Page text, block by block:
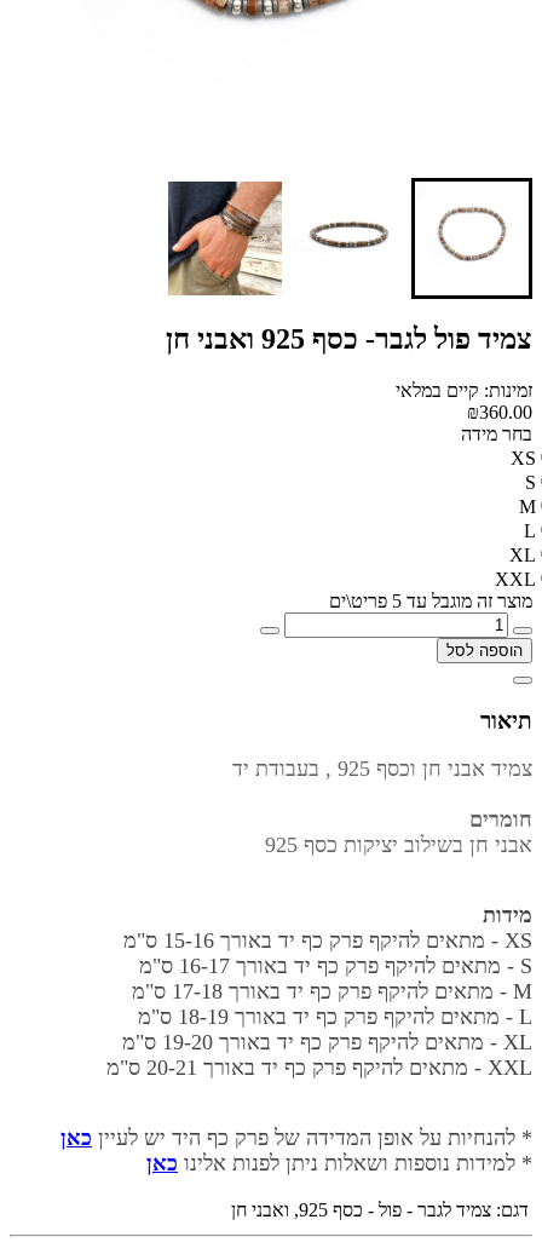
צמיד פול לגבר- כסף 925 ואבני חן
זמינות: קיים במלאי
₪360.00
בחר מידה
XS
S
M
L
XL
XXL
מוצר זה מוגבל עד 5 פריט\ים
הוספה לסל
תיאור
צמיד אבני חן וכסף 925 , בעבודת יד
חומרים
אבני חן בשילוב יציקות כסף 925
מידות
XS - מתאים להיקף פרק כף יד באורך
15-16 ס"מ
S - מתאים להיקף פרק כף יד באורך
16-17 ס"מ
M - מתאים להיקף פרק כף יד באורך
17-18 ס"מ
L - מתאים להיקף פרק כף יד באורך
18-19 ס"מ
XL - מתאים להיקף פרק כף יד באורך
19-20 ס"מ
XXL - מתאים להיקף פרק כף יד באורך
20-21 ס"מ
* להנחיות על אופן המדידה של פרק כף היד יש לעיין כאן
* למידות נוספות ושאלות ניתן לפנות אלינו כאן
דגם: צמיד לגבר - פול - כסף 925, ואבני חן